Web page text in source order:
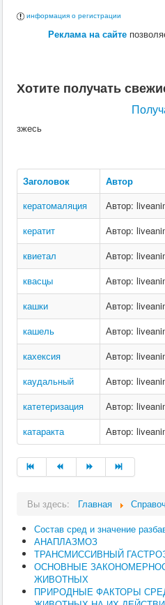
информация о регистрации
Реклама на сайте
Хотите получать
зжесь
Заголовок Автор
кератомаляция
Автор:
кератит Автор:
квиетал Автор:
квасцы Автор:
кашки Автор:
кашель Автор:
кахексия Автор:
каудальный Автор:
катетеризация Автор:
катаракта Автор:
Вы здесь: Главная
Состав сред и значение
АНАПЛАЗМОЗ
ТРАНСМИССИВНЫЙ
ОСНОВНЫЕ
ЖИВОТНЫХ
ПРИРОДНЫЕ ФАКТОРЫ